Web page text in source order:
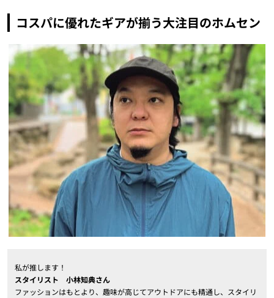
コスパに優れたギアが揃う大注目のホムセン
私が推します！
スタイリスト 小林知典さん
ファッションはもとより、趣味が高じてアウトドアにも精通し、スタイリ